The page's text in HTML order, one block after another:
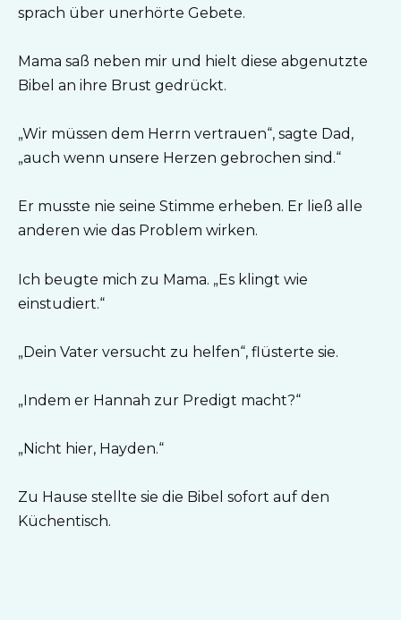
sprach über unerhörte Gebete.
Mama saß neben mir und hielt diese abgenutzte
Bibel an ihre Brust gedrückt.
„Wir müssen dem Herrn vertrauen“, sagte Dad,
„auch wenn unsere Herzen gebrochen sind.“
Er musste nie seine Stimme erheben. Er ließ alle
anderen wie das Problem wirken.
Ich beugte mich zu Mama. „Es klingt wie
einstudiert.“
„Dein Vater versucht zu helfen“, flüsterte sie.
„Indem er Hannah zur Predigt macht?“
„Nicht hier, Hayden.“
Zu Hause stellte sie die Bibel sofort auf den
Küchentisch.